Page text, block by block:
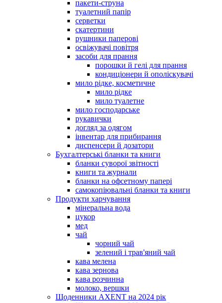
пакети-струна
туалетний папір
серветки
скатертини
рушники паперові
освіжувачі повітря
засоби для прання
порошки й гелі для прання
кондиціонери й ополіскувачі
мило рідке, косметичне
мило рідке
мило туалетне
мило господарське
рукавички
догляд за одягом
інвентар для прибирання
диспенсери й дозатори
Бухгалтерські бланки та книги
бланки суворої звітності
книги та журнали
бланки на офсетному папері
самокопіювальні бланки та книги
Продукти харчування
мінеральна вода
цукор
мед
чай
чорний чай
зелений і трав'яний чай
кава мелена
кава зернова
кава розчинна
молоко, вершки
Щоденники AXENT на 2024 рік